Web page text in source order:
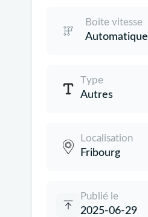
Boite vitesse
Automatique
Type
Autres
Localisation
Fribourg
Publié le
2025-06-29